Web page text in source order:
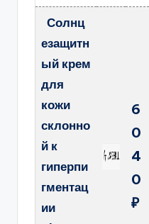
Солнц
езащитн
ый крем
для
кожи
склонно
й к
гиперпи
гментац
ии
6
0
4
0
₽